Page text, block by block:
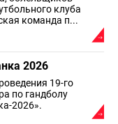
клуба
команда п...
2026
19-го
по гандболу
2026».